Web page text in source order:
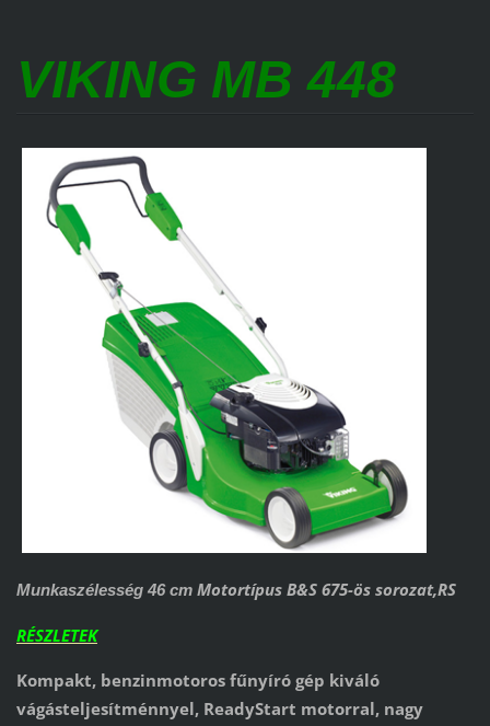
VIKING MB 448
Munkaszélesség 46 cm Motortípus B&S 675-ös sorozat,RS
RÉSZLETEK
Kompakt, benzinmotoros fűnyíró gép kiváló
vágásteljesítménnyel, ReadyStart motorral, nagy